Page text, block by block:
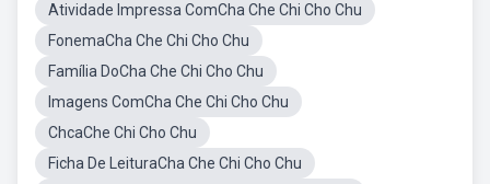
Atividade Impressa ComCha Che Chi Cho Chu
FonemaCha Che Chi Cho Chu
Família DoCha Che Chi Cho Chu
Imagens ComCha Che Chi Cho Chu
ChcaChe Chi Cho Chu
Ficha De LeituraCha Che Chi Cho Chu